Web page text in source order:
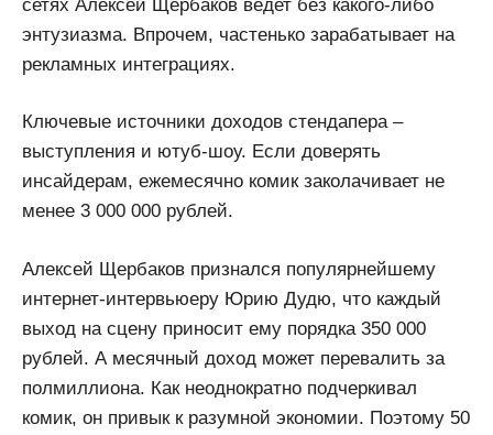
сетях Алексей Щербаков ведет без какого-либо
энтузиазма. Впрочем, частенько зарабатывает на
рекламных интеграциях.
Ключевые источники доходов стендапера –
выступления и ютуб-шоу. Если доверять
инсайдерам, ежемесячно комик заколачивает не
менее 3 000 000 рублей.
Алексей Щербаков признался популярнейшему
интернет-интервьюеру Юрию Дудю, что каждый
выход на сцену приносит ему порядка 350 000
рублей. А месячный доход может перевалить за
полмиллиона. Как неоднократно подчеркивал
комик, он привык к разумной экономии. Поэтому 50